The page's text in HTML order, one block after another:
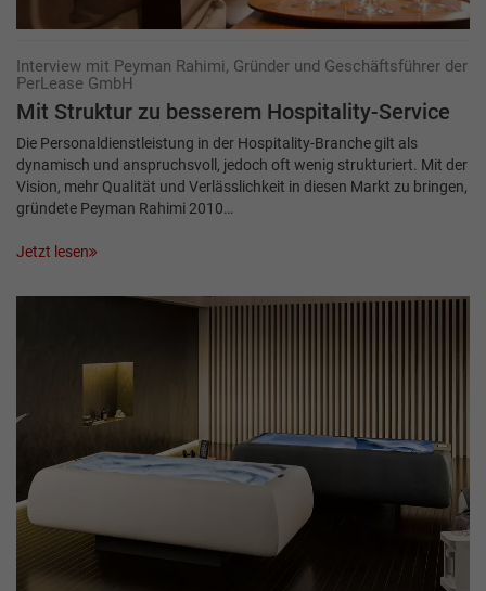
Interview mit Peyman Rahimi, Gründer und Geschäftsführer der
PerLease GmbH
Mit Struktur zu besserem Hospitality-Service
Die Personaldienstleistung in der Hospitality-Branche gilt als
dynamisch und anspruchsvoll, jedoch oft wenig strukturiert. Mit der
Vision, mehr Qualität und Verlässlichkeit in diesen Markt zu bringen,
gründete Peyman Rahimi 2010…
Jetzt lesen